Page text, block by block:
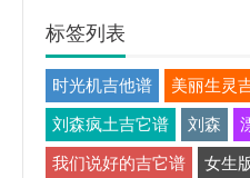
标签列表
时光机吉他谱 美丽生灵
刘森疯土吉它谱 刘森
我们说好的吉它谱 女生